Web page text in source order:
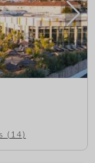
(14)